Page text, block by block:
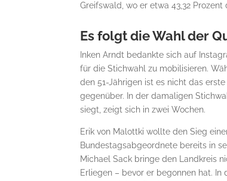
Greifswald, wo er etwa 43,32
Es folgt die Wahl der
Inken Arndt bedankte sich auf
für die Stichwahl zu mobilisieren.
den 51-Jährigen ist es nicht das
gegenüber. In der damaligen
siegt, zeigt sich in zwei Wochen.
Erik von Malottki wollte den Sieg
Bundestagsabgeordnete bereits in
Michael Sack bringe den Landkreis
Erliegen – bevor er begonnen hat.